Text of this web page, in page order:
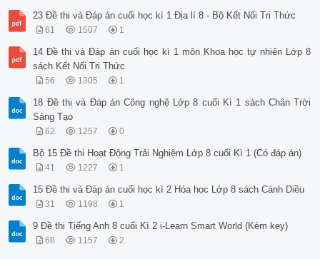
23 Đề thi và Đáp án cuối học kì 1 Địa lí 8 - Bộ Kết Nối Tri Thức
61 1507 1
14 Đề thi và Đáp án cuối học kì 1 môn Khoa học tự nhiên Lớp 8
sách Kết Nối Tri Thức
56 1305 1
18 Đề thi và Đáp án Công nghệ Lớp 8 cuối Kì 1 sách Chân Trời
Sáng Tạo
62 1257 0
Bộ 15 Đề thi Hoạt Động Trải Nghiệm Lớp 8 cuối Kì 1 (Có đáp án)
41 1227 1
15 Đề thi và Đáp án cuối học kì 2 Hóa học Lớp 8 sách Cánh Diều
31 1198 1
9 Đề thi Tiếng Anh 8 cuối Kì 2 i-Learn Smart World (Kèm key)
68 1157 2